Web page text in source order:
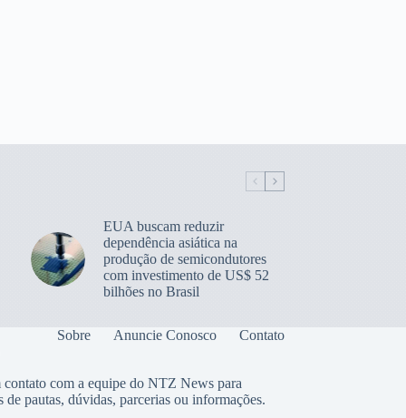
EUA buscam reduzir
dependência asiática na
produção de semicondutores
com investimento de US$ 52
bilhões no Brasil
Sobre Anuncie Conosco Contato
contato com a equipe do NTZ News para
de pautas, dúvidas, parcerias ou informações.